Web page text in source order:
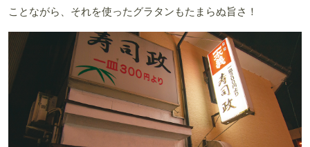
ことながら、それを使ったグラタンもたまらぬ旨さ！